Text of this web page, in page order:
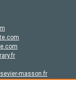
masson.fr